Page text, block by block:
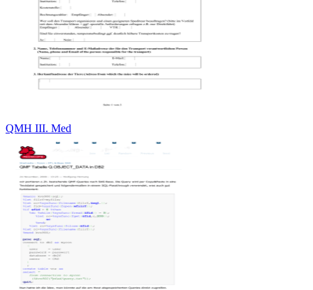
QMH III. Med